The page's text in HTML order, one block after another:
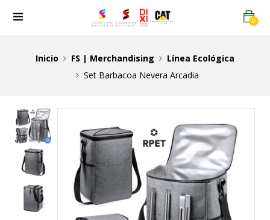
0
Inicio FS | Merchandising
Línea Ecológica
Set Barbacoa Nevera Arcadia